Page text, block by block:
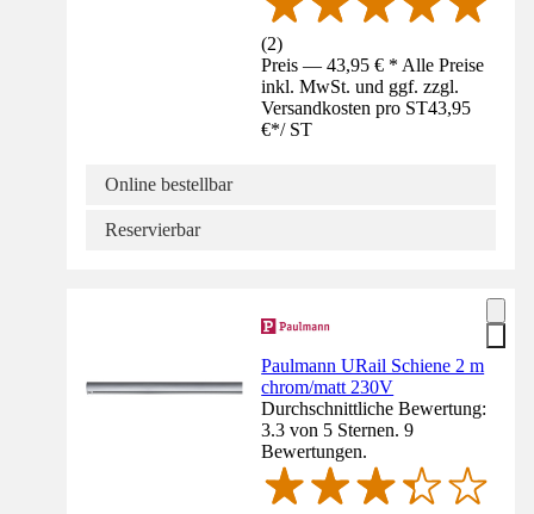
(2)
Preis — 43,95 € * Alle Preise
inkl. MwSt. und ggf. zzgl.
Versandkosten pro ST43,95
€*/ ST
Online bestellbar
Reservierbar
Paulmann URail Schiene 2 m
chrom/matt 230V
Durchschnittliche Bewertung:
3.3 von 5 Sternen. 9
Bewertungen.